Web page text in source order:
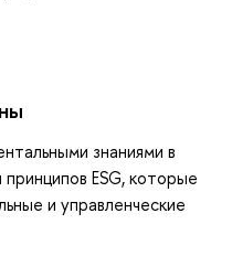
знаниями в
ESG, которые
и управленческие